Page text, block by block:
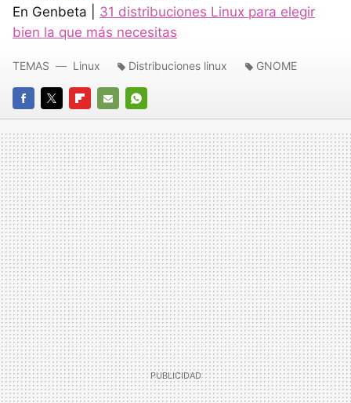
En Genbeta | 31 distribuciones Linux para elegir
bien la que más necesitas
FACEBOOK
TWITTERFLIPBOARD
E-
MAIL
WHATSAPP
TEMAS Linux Distribuciones linux GNOME